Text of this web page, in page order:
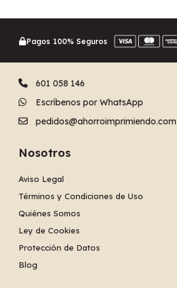
Pagos 100% Seguros
601 058 146
Escríbenos por WhatsApp
pedidos@ahorroimprimiendo.com
Nosotros
Aviso Legal
Términos y Condiciones de Uso
Quiénes Somos
Ley de Cookies
Protección de Datos
Blog